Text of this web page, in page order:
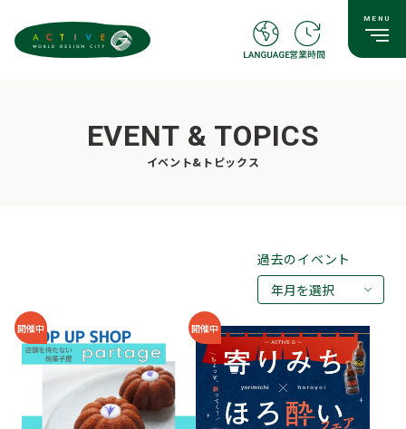
EVENT & TOPICS
イベント&トピックス
過去のイベント
年月を選択
2026年07月
2026年05月
2026年03月
2026年02月
開催中 開催中